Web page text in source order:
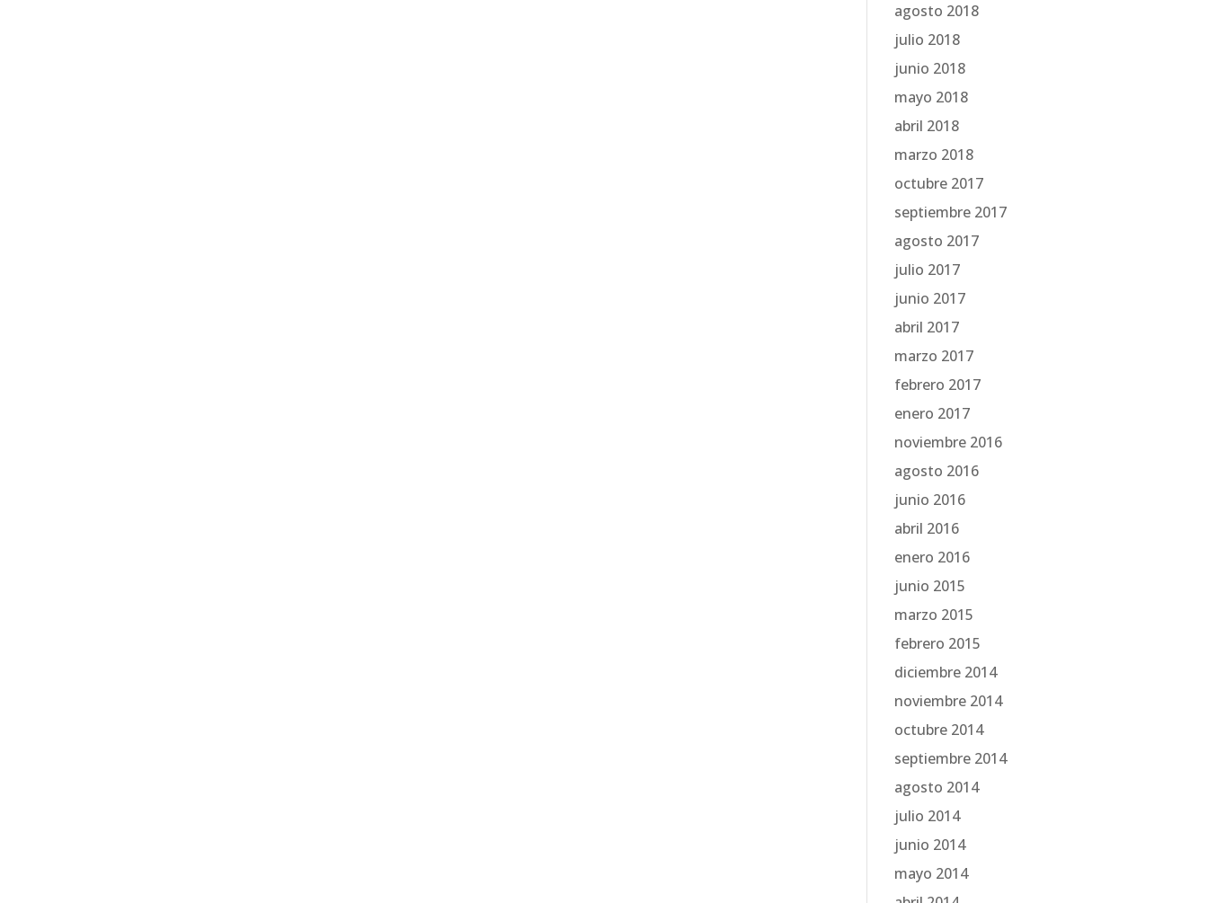
agosto 2018
julio 2018
junio 2018
mayo 2018
abril 2018
marzo 2018
octubre 2017
septiembre 2017
agosto 2017
julio 2017
junio 2017
abril 2017
marzo 2017
febrero 2017
enero 2017
noviembre 2016
agosto 2016
junio 2016
abril 2016
enero 2016
junio 2015
marzo 2015
febrero 2015
diciembre 2014
noviembre 2014
octubre 2014
septiembre 2014
agosto 2014
julio 2014
junio 2014
mayo 2014